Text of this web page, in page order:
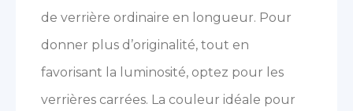
de verrière ordinaire en longueur. Pour
donner plus d’originalité, tout en
favorisant la luminosité, optez pour les
verrières carrées. La couleur idéale pour